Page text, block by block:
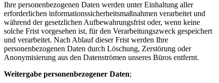
Ihre personenbezogenen Daten werden unter Einhaltung aller
erforderlichen informationssicherheitsmaßnahmen verarbeitet und
während der gesetzlichen Aufbewahrungsfrist oder, wenn keine
solche Frist vorgesehen ist, für den Verarbeitungszweck gespeichert
und verarbeitet. Nach Ablauf dieser Frist werden Ihre
personenbezogenen Daten durch Löschung, Zerstörung oder
Anonymisierung aus den Datenströmen unseres Büros entfernt.
Weitergabe personenbezogener Daten;